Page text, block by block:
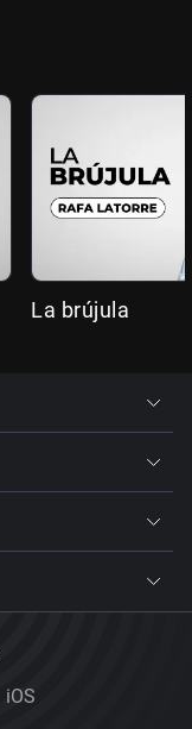
La brújula
iOS